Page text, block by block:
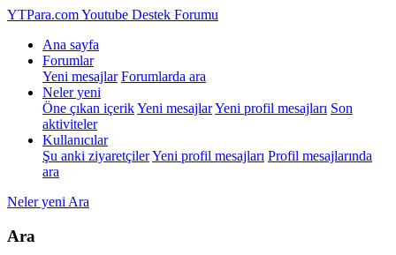
YTPara.comYoutube Destek Forumu
Ana sayfa
Forumlar
Yeni mesajlar Forumlarda ara
Neler yeni
Öne çıkan içerikYeni mesajlarYeni profil mesajları Son
aktiviteler
Kullanıcılar
Şu anki ziyaretçilerYeni profil mesajları Profil mesajlarında
ara
Neler yeni Ara
Ara